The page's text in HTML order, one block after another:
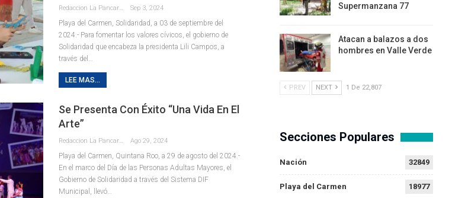
Sep 3, 2024
Playa del Carmen, Solidaridad, a 03 de septiembre del
2024.- Para fomentar los valores cívicos, el gobierno de
Solidaridad que encabeza la presidenta Lili Campos, a
través del
LEE MAS...
Se Presenta Con Éxito “Una Vida En El
Arte”
Ago 29, 2024
Playa del Carmen, Quintana Roo, a 29 de agosto del 2024.-
En el marco del Día de las Personas Adultas Mayores, el
Gobierno de Solidaridad a través del Sistema DIF
Municipal, llevó
Supermanzana 77
Atacan a balazos a dos
hombres en Valle Verde
PREV NEXT 1 De 22,807
Secciones Populares
Nación 32849
Playa del Carmen 18977